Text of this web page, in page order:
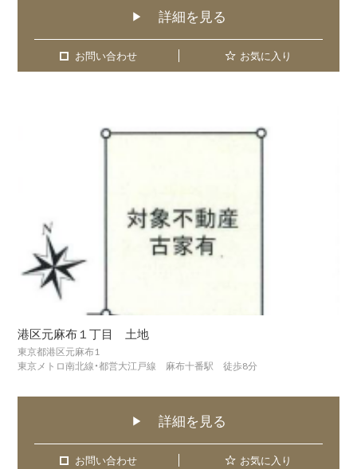
▶ 詳細を見る
お問い合わせ
お問い合わせ お気に入り
港区元麻布１丁目 土地
東京都港区元麻布1
東京メトロ南北線・都営大江戸線 麻布十番駅 徒歩8分
▶ 詳細を見る
お問い合わせ
お問い合わせ お気に入り